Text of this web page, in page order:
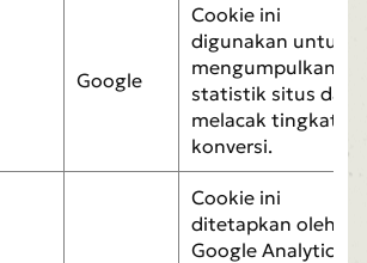
Google
Cookie ini
digunakan untuk
mengumpulkan
statistik situs dan
melacak tingkat
konversi.
Cookie ini
ditetapkan oleh
Google Analytics